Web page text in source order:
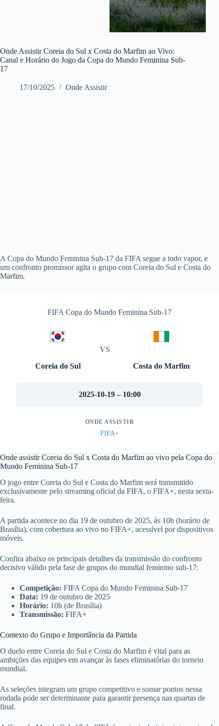
Onde Assistir Coreia do Sul x Costa do Marfim ao Vivo:
Canal e Horário do Jogo da Copa do Mundo Feminina Sub-
17
17/10/2025 Onde Assistir
A Copa do Mundo Feminina Sub-17 da FIFA segue a todo vapor, e
um confronto promissor agita o grupo com Coreia do Sul e Costa do
Marfim.
FIFA Copa do Mundo Feminina Sub-17
Coreia do Sul
VS
Costa do Marfim
2025-10-19 – 10:00
ONDE ASSISTIR
FIFA+
Onde assistir Coreia do Sul x Costa do Marfim ao vivo pela Copa do
Mundo Feminina Sub-17
O jogo entre Coreia do Sul e Costa do Marfim será transmitido
exclusivamente pelo streaming oficial da FIFA, o FIFA+, nesta sexta-
feira.
A partida acontece no dia 19 de outubro de 2025, às 10h (horário de
Brasília), com cobertura ao vivo no FIFA+, acessível por dispositivos
móveis.
Confira abaixo os principais detalhes da transmissão do confronto
decisivo válido pela fase de grupos do mundial feminino sub-17:
Competição: FIFA Copa do Mundo Feminina Sub-17
Data: 19 de outubro de 2025
Horário: 10h (de Brasília)
Transmissão: FIFA+
Contexto do Grupo e Importância da Partida
O duelo entre Coreia do Sul e Costa do Marfim é vital para as
ambições das equipes em avançar às fases eliminatórias do torneio
mundial.
As seleções integram um grupo competitivo e somar pontos nessa
rodada pode ser determinante para garantir presença nas quartas de
final.